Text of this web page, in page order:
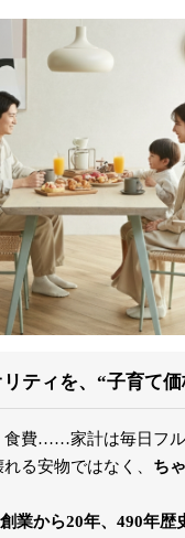
リティを、“子育て価
食費……家計は毎日フル
る安物ではなく、 ち
創業から20年、490年歴